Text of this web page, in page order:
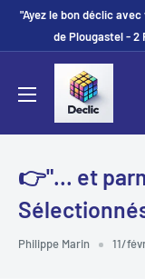
"Ayez le bon déclic
de Plougastel - 2
👉"... et
Philippe Marin 11/